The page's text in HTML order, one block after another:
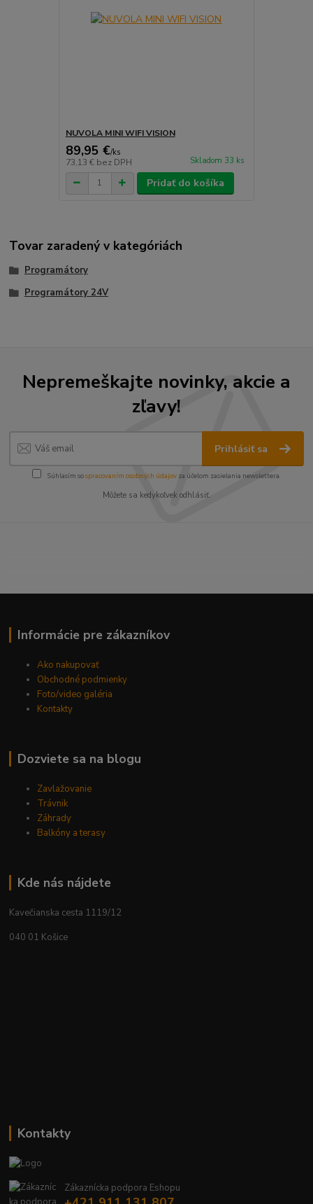
NUVOLA MINI WIFI VISION
89,95 €/ks
73,13 € bez DPH Skladom 33 ks
Pridať do košíka
Tovar zaradený v kategóriách
Programátory
Programátory 24V
Nepremeškajte novinky, akcie a
zľavy!
Prihlásiť sa
Súhlasím sospracovaním osobných údajov za účelom zasielania newslettera.
Môžete sa kedykoľvek odhlásiť.
Informácie pre zákazníkov
Ako nakupovať
Obchodné podmienky
Foto/video galéria
Kontakty
Dozviete sa na blogu
Zavlažovanie
Trávnik
Záhrady
Balkóny a terasy
Kde nás nájdete
Kavečianska cesta 1119/12
040 01 Košice
Kontakty
Zákaznícka podpora Eshopu